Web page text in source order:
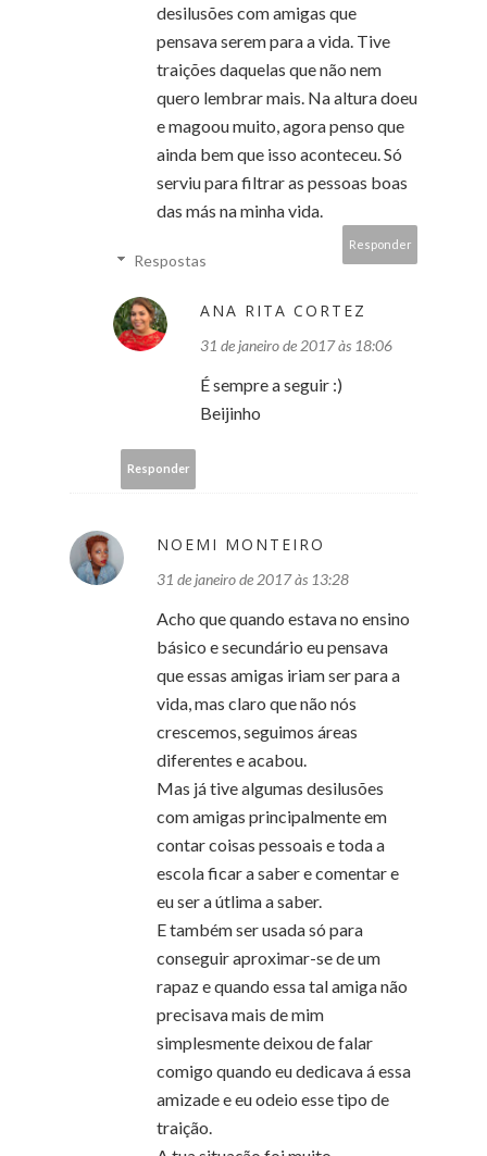
desilusões com amigas que
pensava serem para a vida. Tive
traições daquelas que não nem
quero lembrar mais. Na altura doeu
e magoou muito, agora penso que
ainda bem que isso aconteceu. Só
serviu para filtrar as pessoas boas
das más na minha vida.
Responder
Respostas
ANA RITA CORTEZ
31 de janeiro de 2017 às 18:06
É sempre a seguir :)
Beijinho
Responder
NOEMI MONTEIRO
31 de janeiro de 2017 às 13:28
Acho que quando estava no ensino
básico e secundário eu pensava
que essas amigas iriam ser para a
vida, mas claro que não nós
crescemos, seguimos áreas
diferentes e acabou.
Mas já tive algumas desilusões
com amigas principalmente em
contar coisas pessoais e toda a
escola ficar a saber e comentar e
eu ser a útlima a saber.
E também ser usada só para
conseguir aproximar-se de um
rapaz e quando essa tal amiga não
precisava mais de mim
simplesmente deixou de falar
comigo quando eu dedicava á essa
amizade e eu odeio esse tipo de
traição.